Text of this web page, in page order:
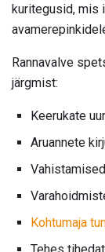
kuritegusid, mis
Rannavalve
järgmist:
Keerukate
Aruannete
Vahistamised
Kohtumaja